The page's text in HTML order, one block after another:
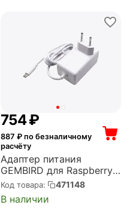
‍754‍₽
887 ₽ по безналичному
расчёту
Адаптер питания
GEMBIRD для Raspberry
Pi 4B, Белый, 5.1V, 3A,
15.3Вт, Кабель 1.5 m, USB
Type-C output jack (NPA-
Код товара: 471148
В наличии